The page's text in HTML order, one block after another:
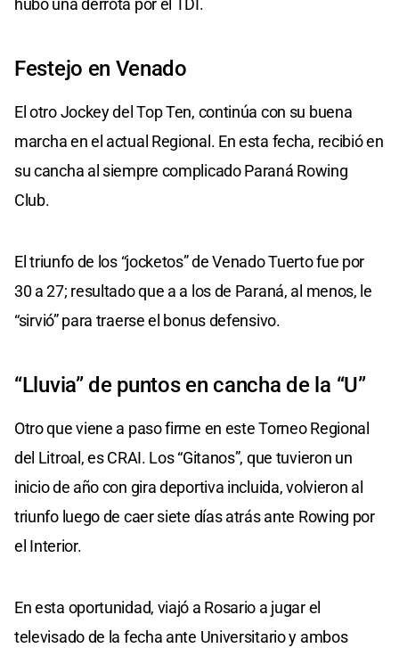
hubo una derrota por el TDI.
Festejo en Venado
El otro Jockey del Top Ten, continúa con su buena
marcha en el actual Regional. En esta fecha, recibió en
su cancha al siempre complicado Paraná Rowing
Club.
El triunfo de los “jocketos” de Venado Tuerto fue por
30 a 27; resultado que a a los de Paraná, al menos, le
“sirvió” para traerse el bonus defensivo.
“Lluvia” de puntos en cancha de la “U”
Otro que viene a paso firme en este Torneo Regional
del Litroal, es CRAI. Los “Gitanos”, que tuvieron un
inicio de año con gira deportiva incluida, volvieron al
triunfo luego de caer siete días atrás ante Rowing por
el Interior.
En esta oportunidad, viajó a Rosario a jugar el
televisado de la fecha ante Universitario y ambos